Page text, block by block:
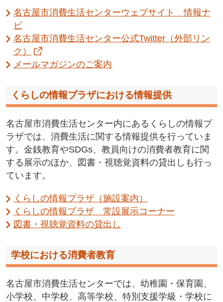
名古屋市消費生活センターウェブサイト 情報ナ
ビ
名古屋市消費生活センター公式Twitter（外部リン
ク）
メールマガジンのご案内
くらしの情報プラザにおける情報提供
名古屋市消費生活センター内にあるくらしの情報プ
ラザでは、消費生活に関する情報提供を行っていま
す。金銭教育やSDGs、教員向けの消費者教育に関
する展示のほか、図書・視聴覚資料の貸出しも行っ
ています。
くらしの情報プラザ（施設案内）
くらしの情報プラザ 常設展示コーナー
図書・視聴覚資料の貸出し
学校における消費者教育
名古屋市消費生活センターでは、幼稚園・保育園、
小学校、中学校、高等学校、特別支援学級・学校に